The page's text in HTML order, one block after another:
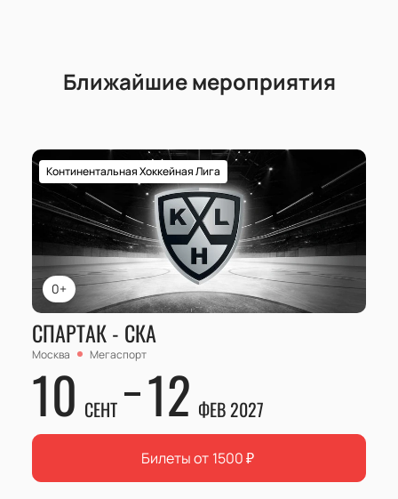
Ближайшие мероприятия
0+
Континентальная Хоккейная Лига
СПАРТАК - СКА
Москва Мегаспорт
10 СЕНТ 12 ФЕВ 2027
Билеты от 1500₽